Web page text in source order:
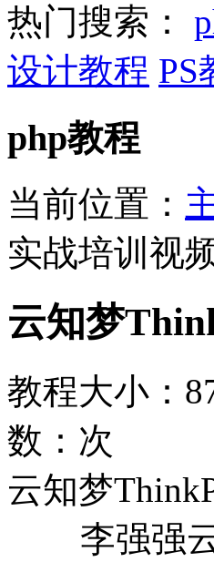
热门搜索：
设计教程 PS
php教程
当前位置：
实战培训视
云知梦
教程大小：
数： 次
云知梦
李强强云